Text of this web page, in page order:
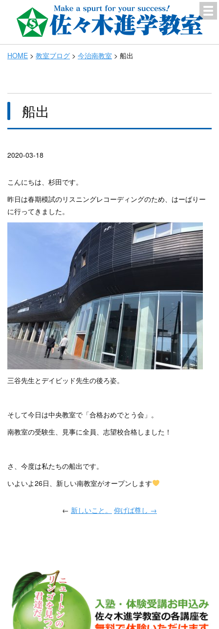
HOME > 教室ブログ > 今治南教室 > 船出
船出
2020-03-18
こんにちは、杉田です。
昨日は春期模試のリスニングレコーディングのため、はーばりー
に行ってきました。
三谷先生とデイビッド先生の後ろ姿。
そして今日は中央教室で「合格おめでとう会」。
南教室の受験生、見事に全員、志望校合格しました！
さ、今度は私たちの船出です。
いよいよ26日、新しい南教室がオープンします
← 新しいこと。 仰げば尊し →